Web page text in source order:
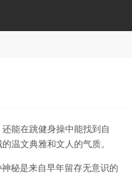
能在跳健身操中能找到自
温文典雅和文人的气质。
秘是来自早年留存无意识的